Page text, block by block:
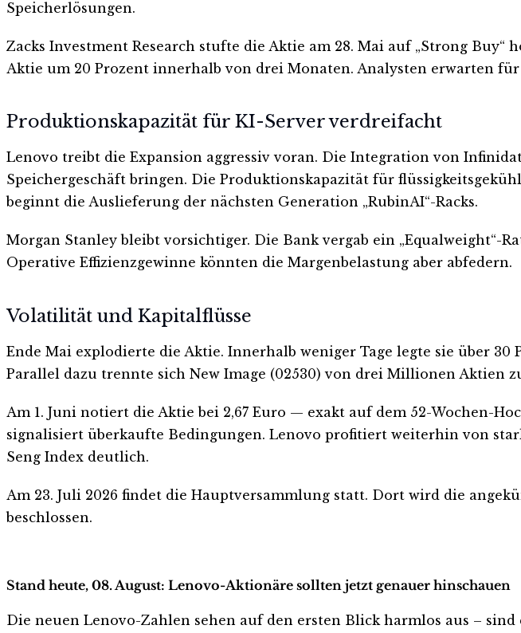
Speicherlösungen.
Zacks Investment Research stufte die Aktie am 28. Mai auf „Strong
Aktie um 20 Prozent innerhalb von drei Monaten. Analysten erwarten
Produktionskapazität für KI-Server verdreifacht
Lenovo treibt die Expansion aggressiv voran. Die Integration von
Speichergeschäft bringen. Die Produktionskapazität für
beginnt die Auslieferung der nächsten Generation „RubinAI“-Racks.
Morgan Stanley bleibt vorsichtiger. Die Bank vergab ein „Equalweight“-
Operative Effizienzgewinne könnten die Margenbelastung aber abfedern.
Volatilität und Kapitalflüsse
Ende Mai explodierte die Aktie. Innerhalb weniger Tage legte sie über
Parallel dazu trennte sich New Image (02530) von drei Millionen Aktien
Am 1. Juni notiert die Aktie bei 2,67 Euro — exakt auf dem 52-Wochen-
signalisiert überkaufte Bedingungen. Lenovo profitiert weiterhin von
Seng Index deutlich.
Am 23. Juli 2026 findet die Hauptversammlung statt. Dort wird die
beschlossen.
Stand heute, 08. August: Lenovo-Aktionäre sollten jetzt genauer hinschauen
Die neuen Lenovo-Zahlen sehen auf den ersten Blick harmlos aus –